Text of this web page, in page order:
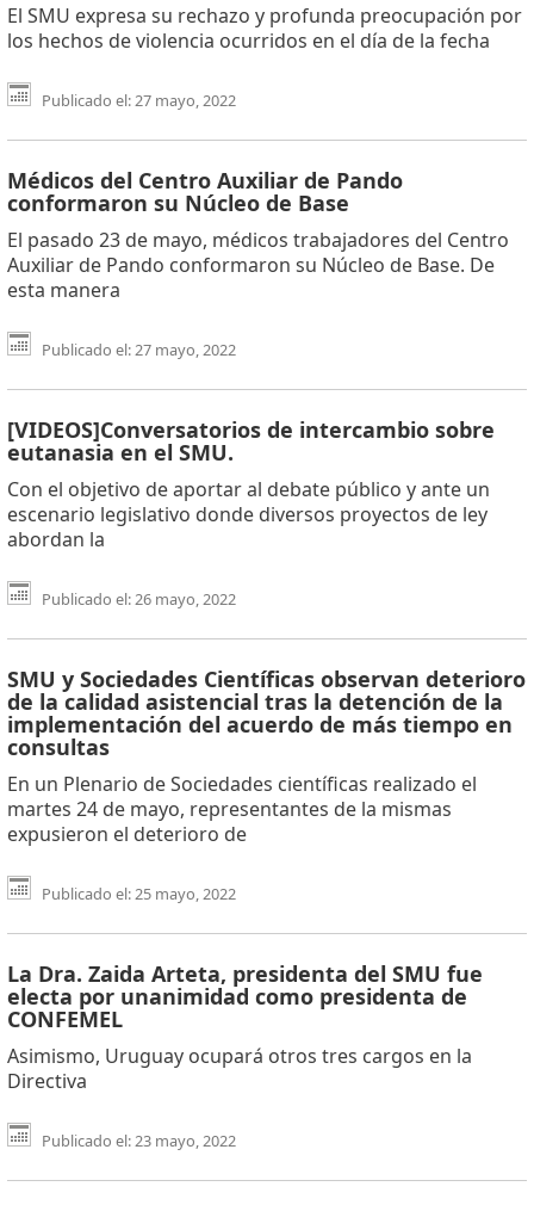
El SMU expresa su rechazo y profunda preocupación por
los hechos de violencia ocurridos en el día de la fecha
Publicado el: 27 mayo, 2022
Médicos del Centro Auxiliar de Pando
conformaron su Núcleo de Base
El pasado 23 de mayo, médicos trabajadores del Centro
Auxiliar de Pando conformaron su Núcleo de Base. De
esta manera
Publicado el: 27 mayo, 2022
[VIDEOS]Conversatorios de intercambio sobre
eutanasia en el SMU.
Con el objetivo de aportar al debate público y ante un
escenario legislativo donde diversos proyectos de ley
abordan la
Publicado el: 26 mayo, 2022
SMU y Sociedades Científicas observan deterioro
de la calidad asistencial tras la detención de la
implementación del acuerdo de más tiempo en
consultas
En un Plenario de Sociedades científicas realizado el
martes 24 de mayo, representantes de la mismas
expusieron el deterioro de
Publicado el: 25 mayo, 2022
La Dra. Zaida Arteta, presidenta del SMU fue
electa por unanimidad como presidenta de
CONFEMEL
Asimismo, Uruguay ocupará otros tres cargos en la
Directiva
Publicado el: 23 mayo, 2022